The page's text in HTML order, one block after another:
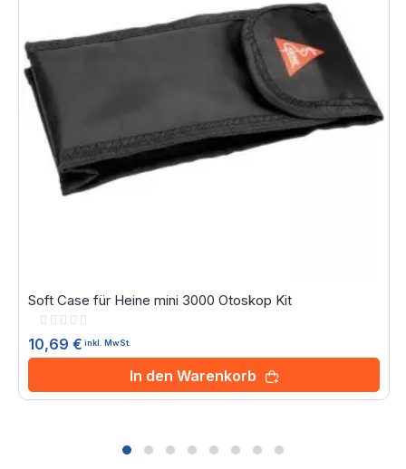
Soft Case für Heine mini 3000 Otoskop Kit
Rating:
10,69 € inkl. MwSt.
In den Warenkorb